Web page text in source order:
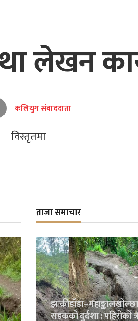
लेखन
कलियुग संवाददाता
विस्तृतमा
ताजा समाचार
झाक्रीडाँडा–महाङ्कालखोल्छा
सडकको दुर्दशा : पहिरोको